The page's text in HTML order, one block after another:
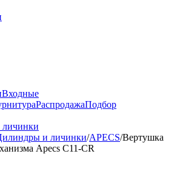
Входные
РаспродажаПодбор
и личинки/APECS/Вертушка
Apecs C11-CR